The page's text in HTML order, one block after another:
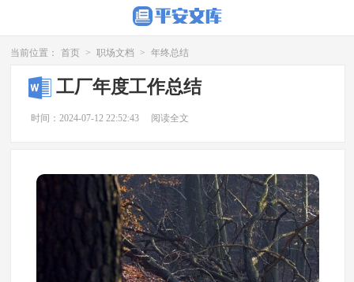
当前位置： 首页 > 职场文档 > 年终总结
工厂年度工作总结
时间：2024-07-12 22:52:43 阅读全文